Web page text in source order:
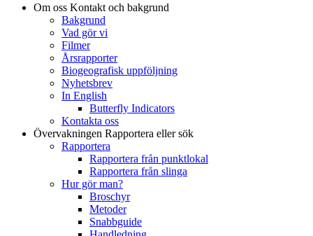
Om oss Kontakt och bakgrund
Bakgrund
Vad gör vi
Filmer
Årsrapporter
Biogeografisk uppföljning
Nyhetsbrev
In English
Butterfly Indicators
Kontakta oss
Övervakningen Rapportera eller sök
Rapportera
Rapportera från punktlokal
Rapportera från slinga
Hur gör man?
Broschyr
Metoder
Snabbguide